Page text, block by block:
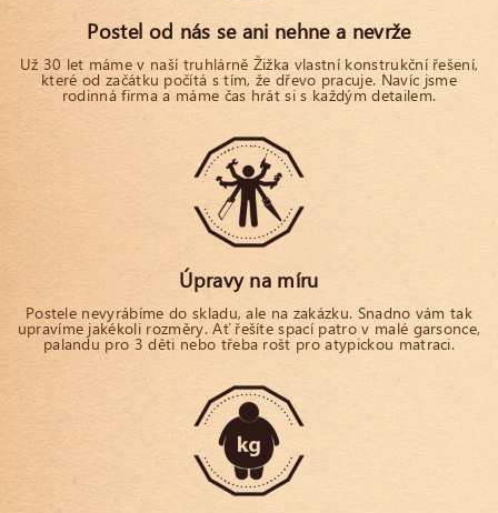
Postel od nás se ani nehne a nevrže
Už 30 let máme v naší truhlárně Žižka vlastní konstrukční řešení,
které od začátku počítá s tím, že dřevo pracuje. Navíc jsme
rodinná firma a máme čas hrát si s každým detailem.
Úpravy na míru
Postele nevyrábíme do skladu, ale na zakázku. Snadno vám tak
upravíme jakékoli rozměry. Ať řešíte spací patro v malé garsonce,
palandu pro 3 děti nebo třeba rošt pro atypickou matraci.